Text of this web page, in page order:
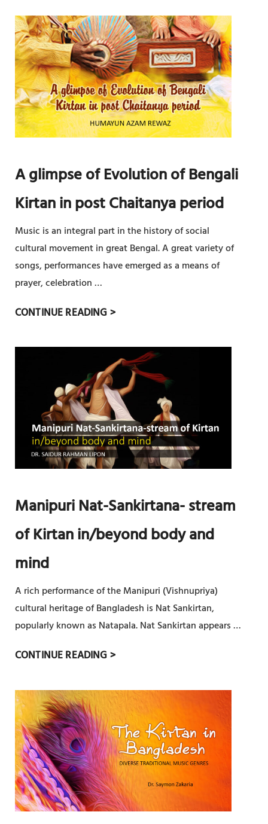
ন
ন্দ্র
না
থে
র
কী
র্ত
না
ঙ্গে
ন
A glimpse of Evolution of Bengali
Kirtan in post Chaitanya period
Music is an integral part in the history of social
cultural movement in great Bengal. A great variety of
songs, performances have emerged as a means of
prayer, celebration …
CONTINUE READING >A
L
I
P
S
E
O
F
V
O
L
U
O
N
O
N
G
A
L
I
K
I
R
Manipuri Nat-Sankirtana- stream
of Kirtan in/beyond body and
mind
A rich performance of the Manipuri (Vishnupriya)
cultural heritage of Bangladesh is Nat Sankirtan,
popularly known as Natapala. Nat Sankirtan appears …
CONTINUE READING >M
N
I
P
U
R
I
N
A